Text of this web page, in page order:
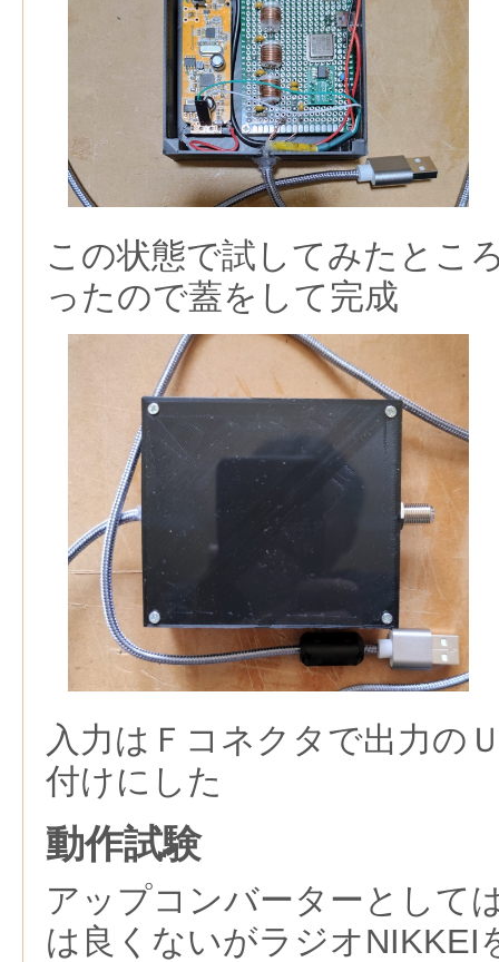
この状態で試してみたとこ
ったので蓋をして完成
入力はＦコネクタで出力の
付けにした
動作試験
アップコンバーターとして
は良くないがラジオNIKKEI